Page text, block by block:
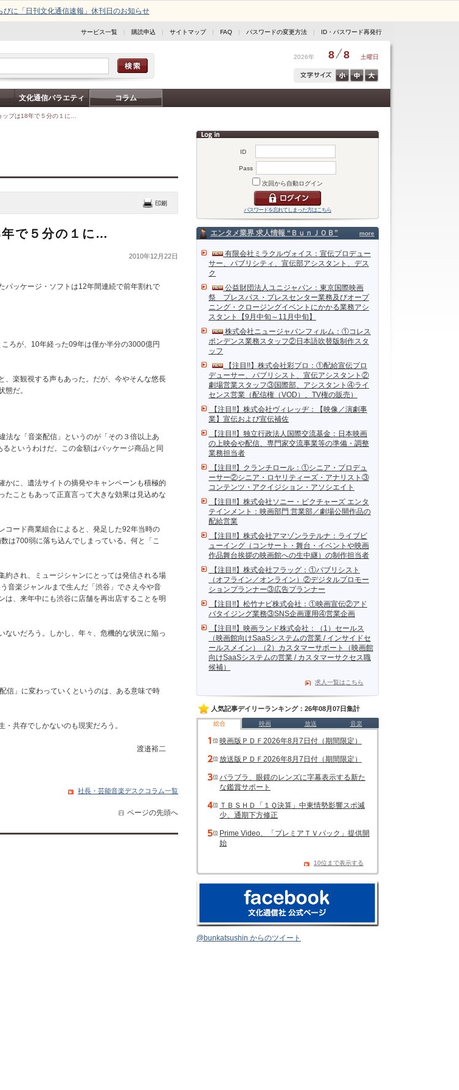
びに「日刊文化通信速報」休刊日のお知らせ
サービス一覧 | 購読申込 | サイトマップ| FAQ | パスワードの変更方法 | ID・パスワード再発行
2026年 8 8 土曜日
文化通信バラエティ コラム
プは18年で５分の１に…
ID
Pass
次回から自動ログイン
パスワードを忘れてしまった方はこちら
more
エンタメ業界 求人情報 “ＢｕｎＪＯＢ”
有限会社ミラクルヴォイス：宣伝プロデュー
サー、パブリシティ、宣伝部アシスタント、デス
ク
公益財団法人ユニジャパン：東京国際映画
祭 プレスパス・プレスセンター業務及びオープ
ニング・クロージングイベントにかかる業務アシ
スタント【9月中旬～11月中旬】
株式会社ニュージャパンフィルム：①コレス
ポンデンス業務スタッフ②日本語吹替版制作スタ
ッフ
【注目!!】株式会社彩プロ：①配給宣伝プロ
デューサー、パブリシスト、宣伝アシスタント②
劇場営業スタッフ③国際部、アシスタント④ライ
センス営業（配信権（VOD）、TV権の販売）
【注目!!】株式会社ヴィレッヂ：【映像／演劇事
業】宣伝および宣伝補佐
【注目!!】独立行政法人国際交流基金：日本映画
の上映会や配信、専門家交流事業等の準備・調整
業務担当者
【注目!!】クランチロール：①シニア・プロデュ
ーサー②シニア・ロヤリティーズ・アナリスト③
コンテンツ・アクイジション・アソシエイト
【注目!!】株式会社ソニー・ピクチャーズ エンタ
テインメント：映画部門 営業部／劇場公開作品の
配給営業
【注目!!】株式会社アマゾンラテルナ：ライブビ
ューイング（コンサート・舞台・イベントや映画
作品舞台挨拶の映画館への生中継）の制作担当者
【注目!!】株式会社フラッグ：①パブリシスト
（オフライン／オンライン）②デジタルプロモー
ションプランナー③広告プランナー
【注目!!】松竹ナビ株式会社：①映画宣伝②アド
バタイジング業務③SNS企画運用④営業企画
【注目!!】映画ランド株式会社：（1）セールス
（映画館向けSaaSシステムの営業 / インサイドセ
ールスメイン）（2）カスタマーサポート（映画館
向けSaaSシステムの営業 / カスタマーサクセス職
候補）
求人一覧はこちら
人気記事デイリーランキング：26年08月07日集計
総合 映画 放送 音楽
映画版ＰＤＦ2026年8月7日付（期間限定）
放送版ＰＤＦ2026年8月7日付（期間限定）
パラブラ、眼鏡のレンズに字幕表示する新た
な鑑賞サポート
ＴＢＳＨＤ「１Ｑ決算」中東情勢影響スポ減
少、通期下方修正
Prime Video、「プレミアＴＶパック」提供開
始
10位まで表示する
@bunkatsushin からのツイート
で５分の１に…
2010年12月22日
ッケージ・ソフトは12年間連続で前年割れで
ろが、10年経った09年は僅か半分の3000億円
楽観視する声もあった。だが、今やそんな悠長
だ。
な「音楽配信」というのが「その３倍以上あ
というわけだ。この金額はパッケージ商品と同
に、遺法サイトの摘発やキャンペーンも積極的
たこともあって正直言って大きな効果は見込めな
ード商業組合によると、発足した92年当時の
は700弱に落ち込んでしまっている。何と「こ
され、ミュージシャンにとっては発信される場
音楽ジャンルまで生んだ「渋谷」でさえ今や音
、来年中にも渋谷に店舗を再出店することを明
いだろう。しかし、年々、危機的な状況に陥っ
信」に変わっていくというのは、ある意味で時
共存でしかないのも現実だろう。
渡邉裕二
社長・芸能音楽デスクコラム一覧
ページの先頭へ